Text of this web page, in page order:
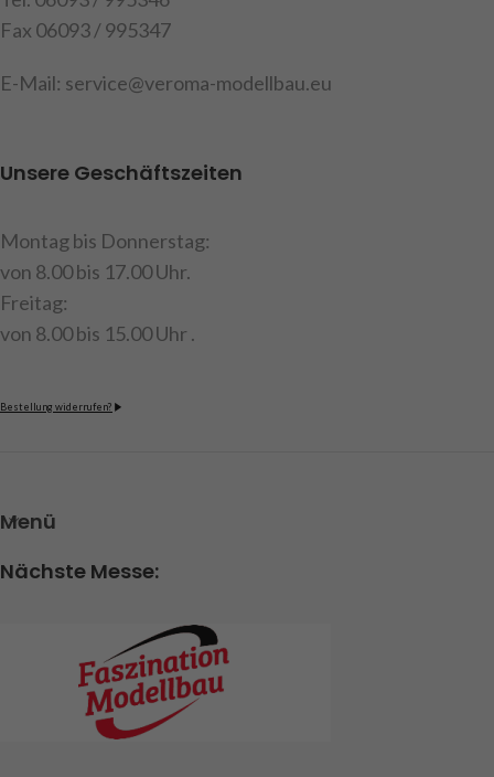
Fax 06093 / 995347
E-Mail: service@veroma-modellbau.eu
Unsere Geschäftszeiten
Montag bis Donnerstag:
von 8.00 bis 17.00 Uhr.
Freitag:
von 8.00 bis 15.00 Uhr .
Bestellung widerrufen?
Menü
Nächste Messe: